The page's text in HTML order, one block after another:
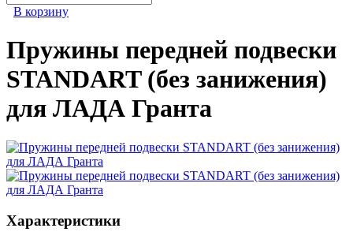
В корзину
Пружины передней подвески
STANDART (без занижения)
для ЛАДА Гранта
Характеристики